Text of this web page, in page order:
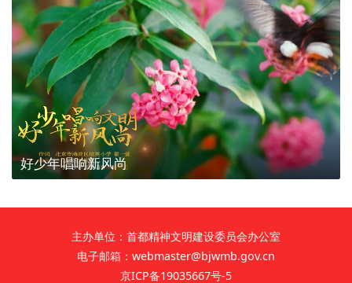
好少年唱响新风尚
主办单位：首都精神文明建设委员会办公室
电子邮箱：webmaster@bjwmb.gov.cn
京ICP备19035667号-5